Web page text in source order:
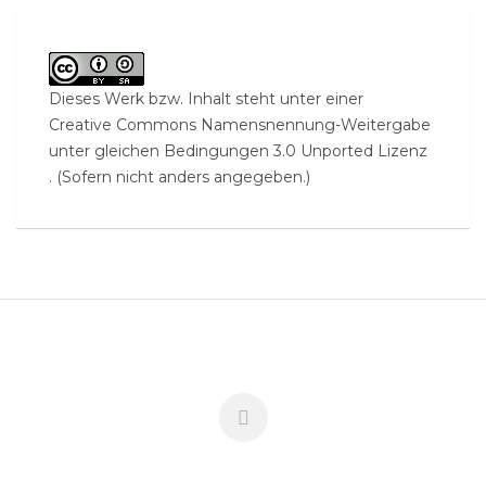
Dieses Werk bzw. Inhalt steht unter einer
Creative Commons Namensnennung-Weitergabe
unter gleichen Bedingungen 3.0 Unported Lizenz
. (Sofern nicht anders angegeben.)